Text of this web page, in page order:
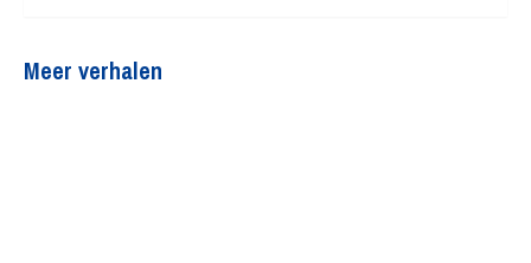
Meer verhalen